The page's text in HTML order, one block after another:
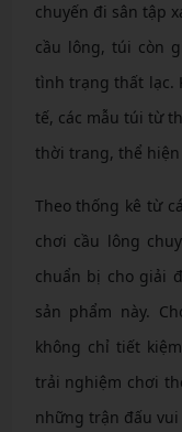
chuyến đi sân tập
cầu lông, túi còn
tình trạng thất lạc.
tế, các mẫu túi từ
thời trang, thể
Theo thống kê từ
chơi cầu lông
chuẩn bị cho giải
sản phẩm này.
không chỉ tiết
trải nghiệm chơi
những trận đấu vui